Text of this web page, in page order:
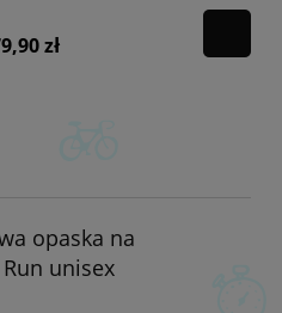
zł
opaska na
unisex